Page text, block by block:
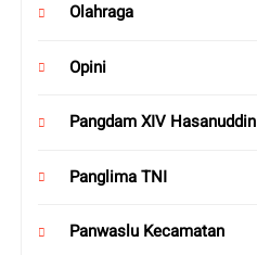
Olahraga
Opini
Pangdam XIV Hasanuddin
Panglima TNI
Panwaslu Kecamatan